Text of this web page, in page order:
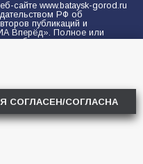
сайте www.bataysk-gorod.ru
РФ об
публикаций и
Вперёд». Полное или
без гиперссылки на
должны
при отправке
и при общении на
информации
данных с помощью
top.mail.ru
Я СОГЛАСЕН/СОГЛАСНА